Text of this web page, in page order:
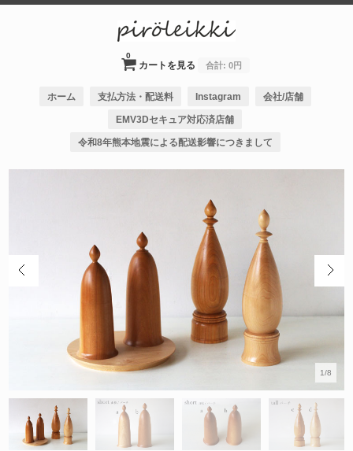
カートを見る
0
合計: 0円
ホーム 支払方法・配送料 Instagram 会社/店舗
EMV3Dセキュア対応済店舗
令和8年熊本地震による配送影響につきまして
1/8